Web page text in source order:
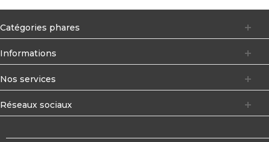
Catégories phares
Informations
Nos services
Réseaux sociaux